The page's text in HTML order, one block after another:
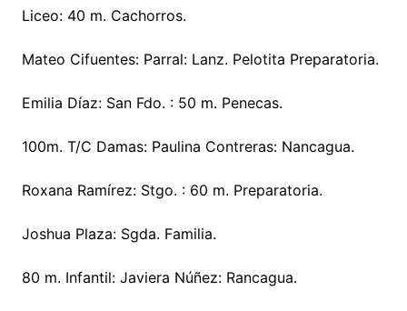
Liceo: 40 m. Cachorros.
Mateo Cifuentes: Parral: Lanz. Pelotita Preparatoria.
Emilia Díaz: San Fdo. : 50 m. Penecas.
100m. T/C Damas: Paulina Contreras: Nancagua.
Roxana Ramírez: Stgo. : 60 m. Preparatoria.
Joshua Plaza: Sgda. Familia.
80 m. Infantil: Javiera Núñez: Rancagua.